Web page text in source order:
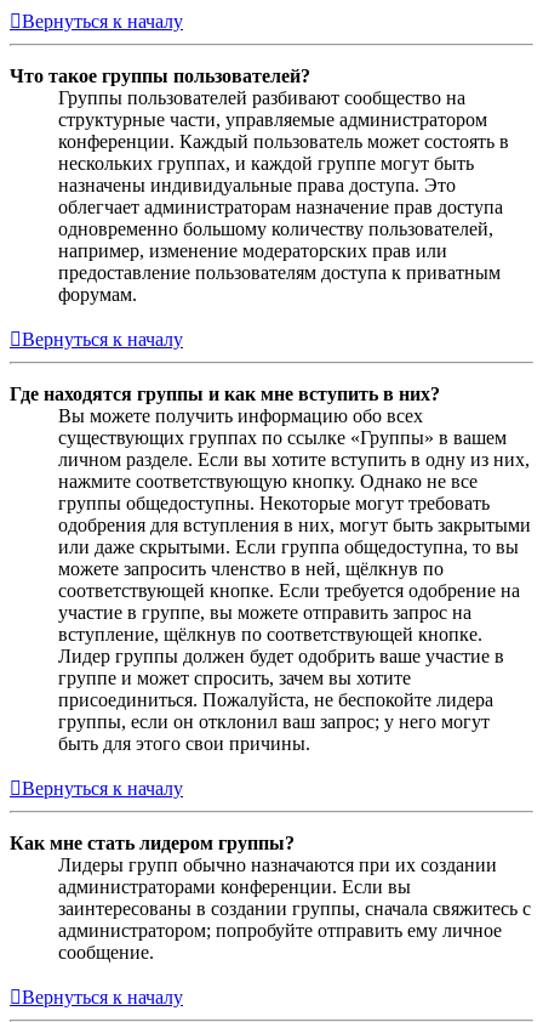
Вернуться к началу
Что такое группы пользователей?
Группы пользователей разбивают сообщество на
структурные части, управляемые администратором
конференции. Каждый пользователь может состоять в
нескольких группах, и каждой группе могут быть
назначены индивидуальные права доступа. Это
облегчает администраторам назначение прав доступа
одновременно большому количеству пользователей,
например, изменение модераторских прав или
предоставление пользователям доступа к приватным
форумам.
Вернуться к началу
Где находятся группы и как мне вступить в них?
Вы можете получить информацию обо всех
существующих группах по ссылке «Группы» в вашем
личном разделе. Если вы хотите вступить в одну из них,
нажмите соответствующую кнопку. Однако не все
группы общедоступны. Некоторые могут требовать
одобрения для вступления в них, могут быть закрытыми
или даже скрытыми. Если группа общедоступна, то вы
можете запросить членство в ней, щёлкнув по
соответствующей кнопке. Если требуется одобрение на
участие в группе, вы можете отправить запрос на
вступление, щёлкнув по соответствующей кнопке.
Лидер группы должен будет одобрить ваше участие в
группе и может спросить, зачем вы хотите
присоединиться. Пожалуйста, не беспокойте лидера
группы, если он отклонил ваш запрос; у него могут
быть для этого свои причины.
Вернуться к началу
Как мне стать лидером группы?
Лидеры групп обычно назначаются при их создании
администраторами конференции. Если вы
заинтересованы в создании группы, сначала свяжитесь с
администратором; попробуйте отправить ему личное
сообщение.
Вернуться к началу